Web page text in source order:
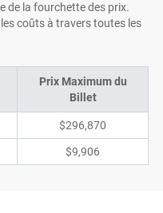
de la fourchette des prix.
coûts à travers toutes les
Prix Maximum du
Billet
$296,870
$9,906